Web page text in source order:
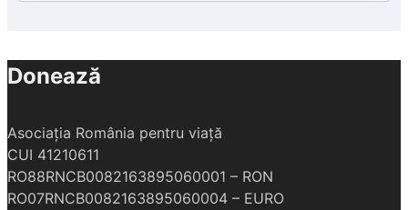
Donează
Asociația România pentru viață
CUI 41210611
RO88RNCB0082163895060001 – RON
RO07RNCB0082163895060004 – EURO